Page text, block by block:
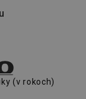
(v rokoch)